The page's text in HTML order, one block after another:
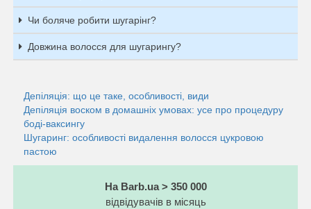
Чи боляче робити шугарінг?
Довжина волосся для шугарингу?
Депіляція: що це таке, особливості, види
Депіляція воском в домашніх умовах: усе про процедуру
боді-ваксингу
Шугаринг: особливості видалення волосся цукровою
пастою
На Barb.ua > 350 000
відвідувачів в місяць